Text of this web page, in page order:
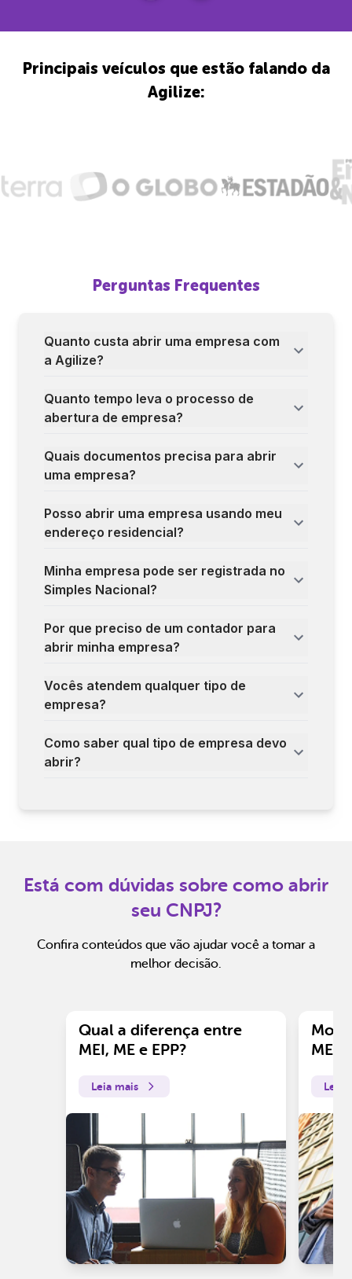
Principais veículos que estão falando da
Agilize:
Perguntas Frequentes
Quanto custa abrir uma empresa com
a Agilize?
Quanto tempo leva o processo de
abertura de empresa?
Quais documentos precisa para abrir
uma empresa?
Posso abrir uma empresa usando meu
endereço residencial?
Minha empresa pode ser registrada no
Simples Nacional?
Por que preciso de um contador para
abrir minha empresa?
Vocês atendem qualquer tipo de
empresa?
Como saber qual tipo de empresa devo
abrir?
Está com dúvidas sobre como abrir
seu CNPJ?
Confira conteúdos que vão ajudar você a tomar a
melhor decisão.
Qual a diferença entre
MEI, ME e EPP?
Leia mais
ME?
Leia